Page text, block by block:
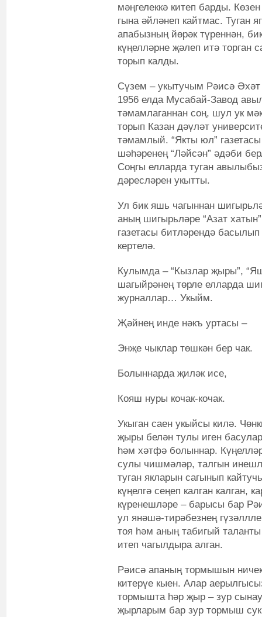
мәңгелеккә китеп барды.
гына әйләнеп кайтмас. Туган
апабызның йөрәк түреннән,
күңелләрне җәлеп итә
торып калды.
Сүзем – укытучым Рәисә
1956 елда Мусабай-Завод
тәмамлаганнан соң, шул ук
торып Казан дәүләт
тәмамлый. “Якты юл”
шәһәренең “Ләйсән” әдәби
Соңгы елларда туган
дәресләрен укытты.
Ул бик яшь чагыннан
аның шигырьләре “Азат
газетасы битләрендә
кертелә.
Кулымда – “Кызлар җыры”,
шагыйрәнең төрле елларда
журналлар… Укыйм.
Җәйнең инде нәкъ уртасы –
Энҗе чыклар төшкән бер чак.
Болыннарда җиләк исе,
Кояш нуры кочак-кочак.
Укыган саен укыйсы килә.
җыры белән тулы иген
һәм хәтфә болыннар.
сулы чишмәләр, талгын
туган якларын сагынып
күңелгә сеңеп калган калган,
күренешләре – барысы бар
ул янәшә-тирәбезнең
тоя һәм аның табигый
итеп чагылдыра алган.
Рәисә апаның тормышын
китерүе кыен. Алар
тормышта һәр җыр – зур
җырларым бар зур тормыш